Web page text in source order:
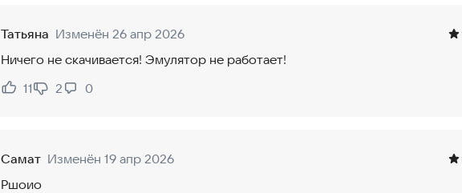
Татьяна Изменён 26 апр 2026
Ничего не скачивается! Эмулятор не работает!
Нравится:
11
Не нравится:
2 0
Самат Изменён 19 апр 2026
Ршоио